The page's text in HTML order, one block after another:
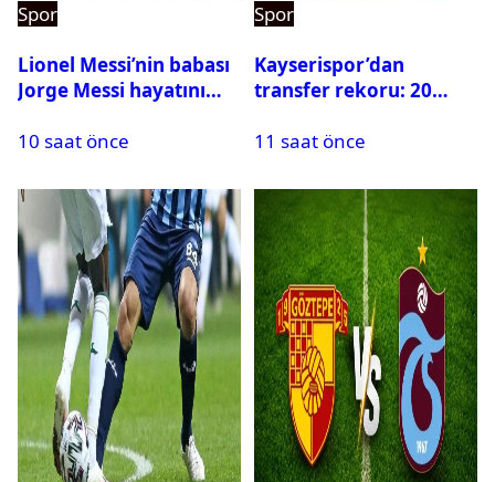
Spor
Lionel Messi’nin babası
Jorge Messi hayatını
10 saat önce
Spor
Kayserispor’dan
transfer rekoru: 20
11 saat önce